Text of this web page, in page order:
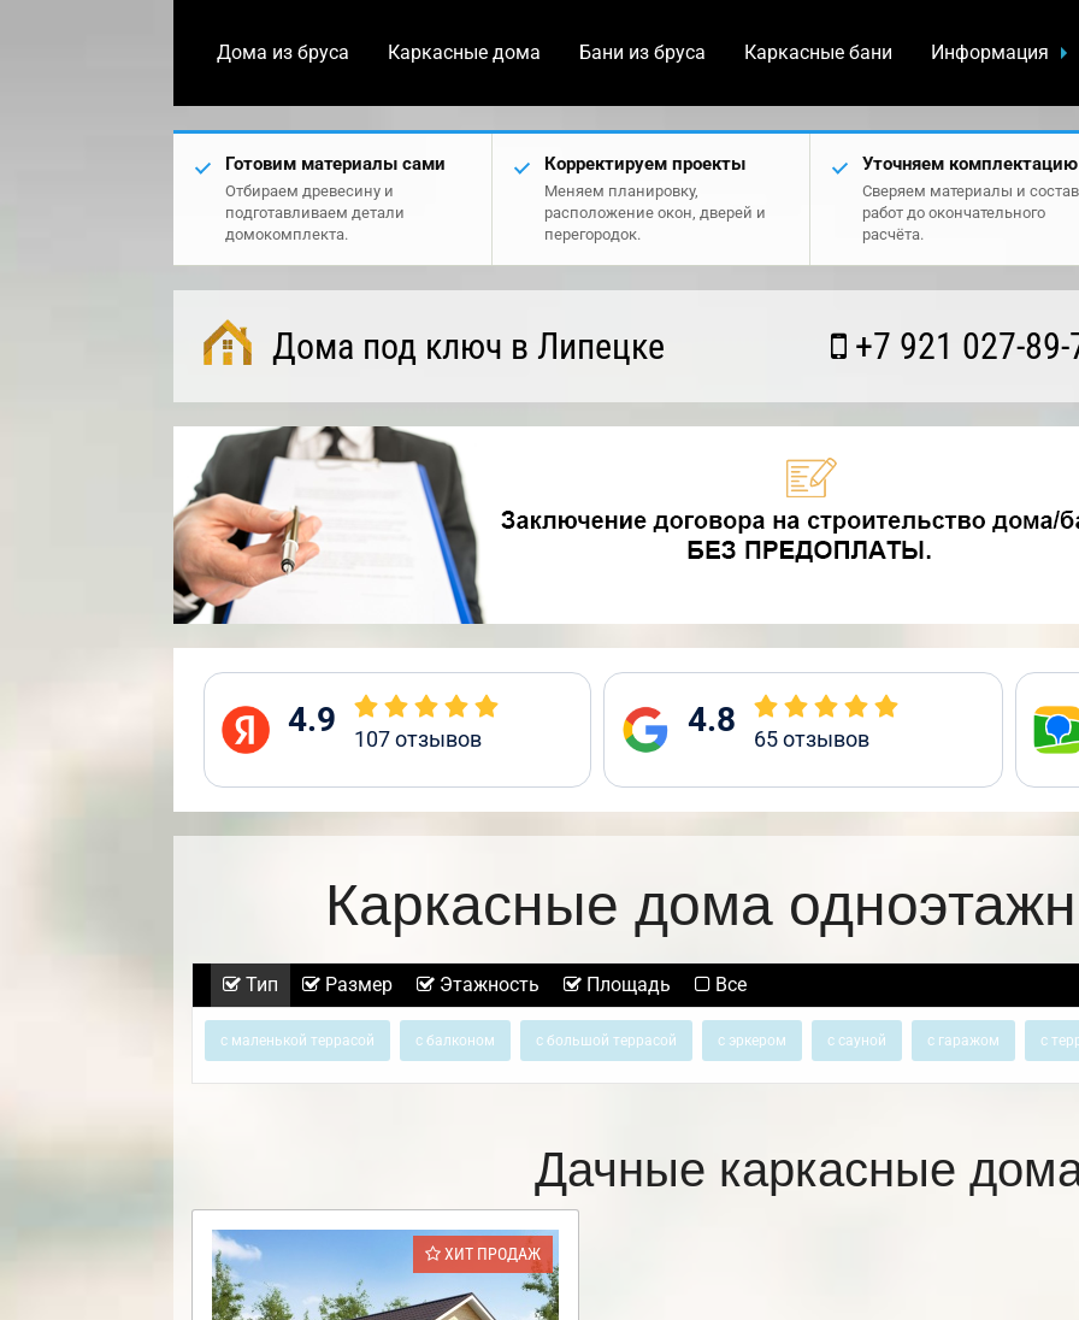
Дома из бруса Каркасные дома Бани из бруса Каркасные бани Информация
Готовим материалы сами
Отбираем древесину и
подготавливаем детали
домокомплекта.
Корректируем проекты
Меняем планировку,
расположение окон, дверей и
перегородок.
Уточняем комплектацию
Сверяем материалы и состав
работ до окончательного
расчёта.
Дома под ключ в Липецке +7 921 027-89-
4.9 107отзывов 4.8 65отзывов
Каркасные дома
Тип Размер Этажность Площадь Все
с маленькой террасой с балконом с большой террасой с эркером с сауной с гаражом с
Дачные каркасные
ХИТ ПРОДАЖ